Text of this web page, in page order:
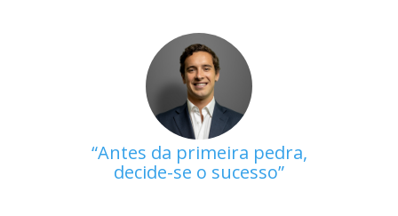
Antes da primeira pedra,
decide-se o sucesso